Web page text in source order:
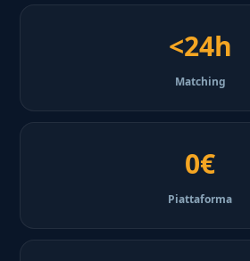
<24h
Matching
0€
Piattaforma